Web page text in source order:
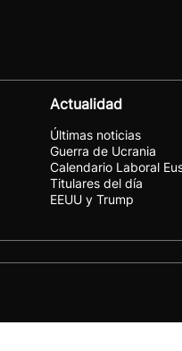
Actualidad
Últimas noticias
Guerra de Ucrania
Calendario Laboral
Titulares del día
EEUU y Trump